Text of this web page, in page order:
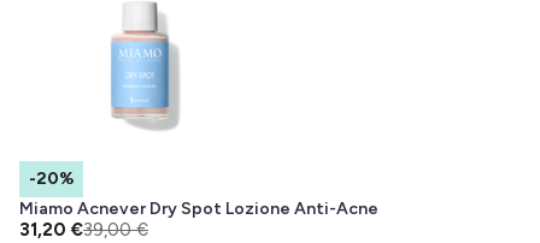
-20%
Miamo Acnever Dry Spot Lozione Anti-Acne
39,00 €
31,20 €